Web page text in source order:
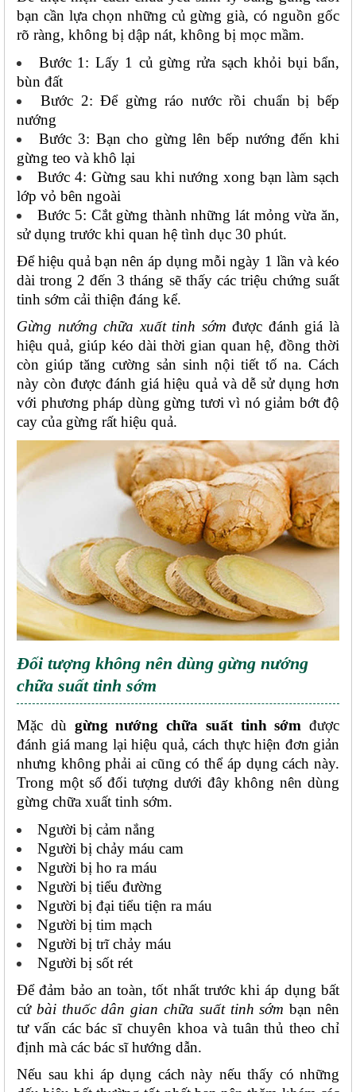
bạn cần lựa chọn những củ gừng già, có nguồn gốc
rõ ràng, không bị dập nát, không bị mọc mầm.
Bước 1: Lấy 1 củ gừng rửa sạch khỏi bụi bẩn,
bùn đất
Bước 2: Để gừng ráo nước rồi chuẩn bị bếp
nướng
Bước 3: Bạn cho gừng lên bếp nướng đến khi
gừng teo và khô lại
Bước 4: Gừng sau khi nướng xong bạn làm sạch
lớp vỏ bên ngoài
Bước 5: Cắt gừng thành những lát mỏng vừa ăn,
sử dụng trước khi quan hệ tình dục 30 phút.
Để hiệu quả bạn nên áp dụng mỗi ngày 1 lần và kéo
dài trong 2 đến 3 tháng sẽ thấy các triệu chứng suất
tinh sớm cải thiện đáng kể.
Gừng nướng chữa xuất tinh sớm được đánh giá là
hiệu quả, giúp kéo dài thời gian quan hệ, đồng thời
còn giúp tăng cường sản sinh nội tiết tố na. Cách
này còn được đánh giá hiệu quả và dễ sử dụng hơn
với phương pháp dùng gừng tươi vì nó giảm bớt độ
cay của gừng rất hiệu quả.
Đối tượng không nên dùng gừng nướng
chữa suất tinh sớm
Mặc dù gừng nướng chữa suất tinh sớm được
đánh giá mang lại hiệu quả, cách thực hiện đơn giản
nhưng không phải ai cũng có thể áp dụng cách này.
Trong một số đối tượng dưới đây không nên dùng
gừng chữa xuất tinh sớm.
Người bị cảm nắng
Người bị chảy máu cam
Người bị ho ra máu
Người bị tiểu đường
Người bị đại tiểu tiện ra máu
Người bị tim mạch
Người bị trĩ chảy máu
Người bị sốt rét
Để đảm bảo an toàn, tốt nhất trước khi áp dụng bất
cứ bài thuốc dân gian chữa suất tinh sớm bạn nên
tư vấn các bác sĩ chuyên khoa và tuân thủ theo chỉ
định mà các bác sĩ hướng dẫn.
Nếu sau khi áp dụng cách này nếu thấy có những